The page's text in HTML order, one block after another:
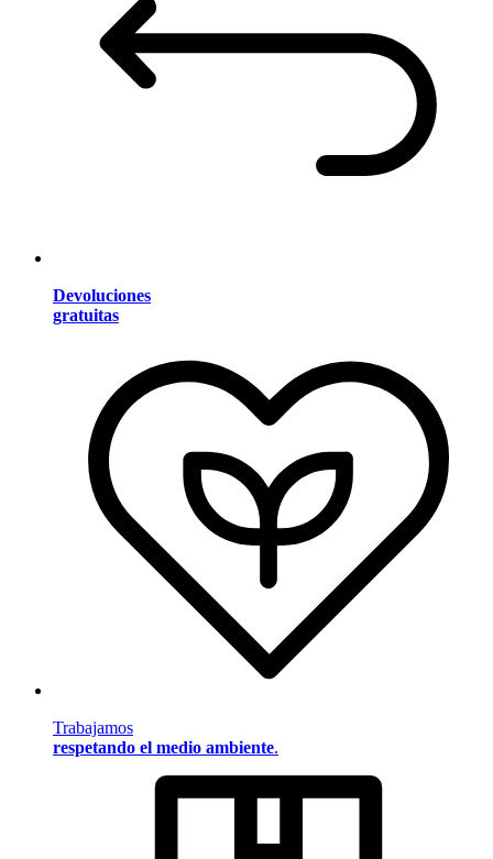
Devoluciones
gratuitas
Trabajamos
respetando el medio ambiente.